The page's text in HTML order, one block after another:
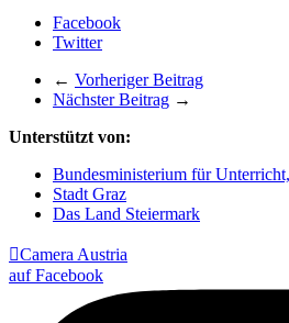
Facebook
Twitter
← Vorheriger Beitrag
Nächster Beitrag →
Unterstützt von:
Bundesministerium für
Stadt Graz
Das Land Steiermark
Camera Austria
auf Facebook